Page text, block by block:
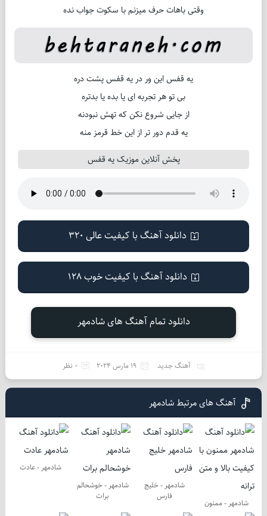
وقتی باهات حرف میزنم با سکوت جواب نده
یه قفس این ور در یه قفس پشت دره
بی تو هر تجربه ای یا بده یا بدتره
از جایی شروع نکن که تهش نبودنه
یه قدم دور تر از این خط قرمز منه
پخش آنلاین موزیک یه قفس
دانلود آهنگ با کیفیت عالی 320
دانلود آهنگ با کیفیت خوب 128
دانلود تمام آهنگ های شادمهر
آهنگ جدید 19 مارس 2024 0 نظر
آهنگ های مرتبط شادمهر
شادمهر - ممنون
شادمهر - خلیج
فارس
شادمهر - خوشحالم
برات
شادمهر - عادت